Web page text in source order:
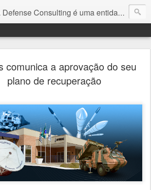
sem fins lucrativos que se dedica a produzir e divulgar notícias e análises sobre as Empresas de Defesa. Não somos jornalistas e nem este é um blog jornalístico.
comunica a aprovação do seu
plano de recuperação